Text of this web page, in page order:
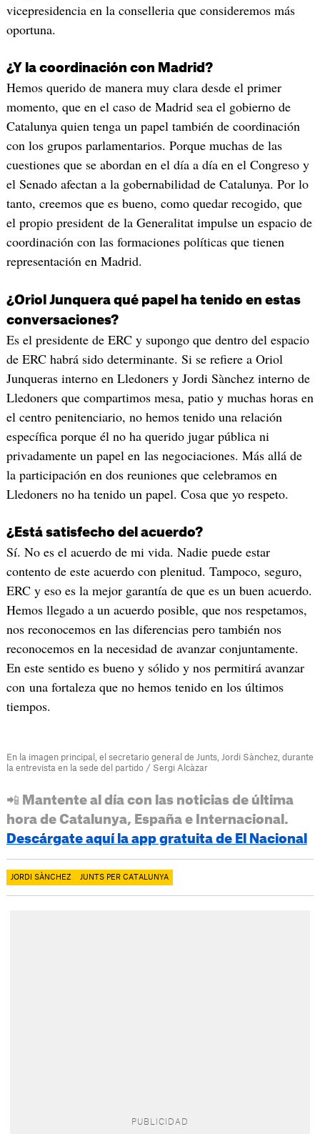
vicepresidencia en la conselleria que consideremos más
oportuna.
¿Y la coordinación con Madrid?
Hemos querido de manera muy clara desde el primer
momento, que en el caso de Madrid sea el gobierno de
Catalunya quien tenga un papel también de coordinación
con los grupos parlamentarios. Porque muchas de las
cuestiones que se abordan en el día a día en el Congreso y
el Senado afectan a la gobernabilidad de Catalunya. Por lo
tanto, creemos que es bueno, como quedar recogido, que
el propio president de la Generalitat impulse un espacio de
coordinación con las formaciones políticas que tienen
representación en Madrid.
¿Oriol Junquera qué papel ha tenido en estas
conversaciones?
Es el presidente de ERC y supongo que dentro del espacio
de ERC habrá sido determinante. Si se refiere a Oriol
Junqueras interno en Lledoners y Jordi Sànchez interno de
Lledoners que compartimos mesa, patio y muchas horas en
el centro penitenciario, no hemos tenido una relación
específica porque él no ha querido jugar pública ni
privadamente un papel en las negociaciones. Más allá de
la participación en dos reuniones que celebramos en
Lledoners no ha tenido un papel. Cosa que yo respeto.
¿Está satisfecho del acuerdo?
Sí. No es el acuerdo de mi vida. Nadie puede estar
contento de este acuerdo con plenitud. Tampoco, seguro,
ERC y eso es la mejor garantía de que es un buen acuerdo.
Hemos llegado a un acuerdo posible, que nos respetamos,
nos reconocemos en las diferencias pero también nos
reconocemos en la necesidad de avanzar conjuntamente.
En este sentido es bueno y sólido y nos permitirá avanzar
con una fortaleza que no hemos tenido en los últimos
tiempos.
En la imagen principal, el secretario general de Junts, Jordi Sànchez, durante
la entrevista en la sede del partido / Sergi Alcàzar
📲 Mantente al día con las noticias de última
hora de Catalunya, España e Internacional.
Descárgate aquí la app gratuita de El Nacional
JORDI SÀNCHEZ JUNTS PER CATALUNYA